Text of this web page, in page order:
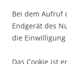
Bei dem Aufruf
Endgerät des
die
Das Cookie ist